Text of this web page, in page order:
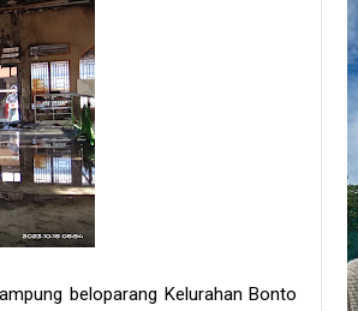
beloparang Kelurahan Bonto